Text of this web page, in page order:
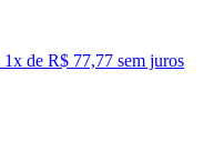
1x de R$ 77,77 sem juros